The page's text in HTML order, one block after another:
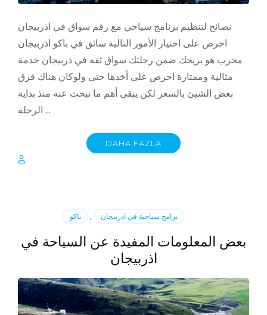
نصائح لتنظيم برنامج سياحي مع رقم سواق في اذربيجان
احرص على اختيار الأمور التالية سائق في باكو اذربيجان
مجرب هو يريحك ضمن رحلتك سواق ثقه في ذربيجان خدمة
مثالية وممتازة احرص على أخذها حتى ولوكان هناك فرق
بعض الشيئ بالسعر لكن يبقى أهم ما نبحث عنه منذ بداية
الرحلة …
DAHA FAZLA
باكو , برامج سياحية في اذربيجان
بعض المعلومات المفيدة عن السياحة في
اذربيجان